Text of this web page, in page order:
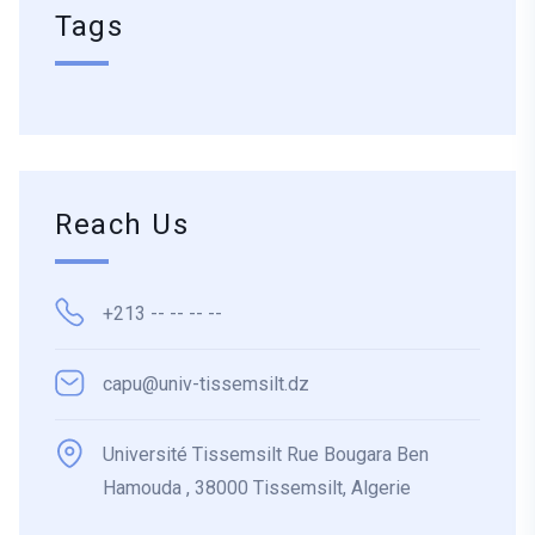
Tags
Reach Us
+213 -- -- -- --
capu@univ-tissemsilt.dz
Université Tissemsilt Rue Bougara Ben
Hamouda , 38000 Tissemsilt, Algerie